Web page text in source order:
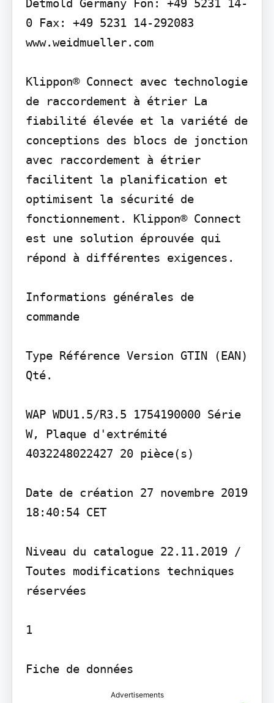
Detmold Germany Fon: +49 5231 14-
0 Fax: +49 5231 14-292083
www.weidmueller.com
Klippon® Connect avec technologie
de raccordement à étrier La
fiabilité élevée et la variété de
conceptions des blocs de jonction
avec raccordement à étrier
facilitent la planification et
optimisent la sécurité de
fonctionnement. Klippon® Connect
est une solution éprouvée qui
répond à différentes exigences.
Informations générales de
commande
Type Référence Version GTIN (EAN)
Qté.
WAP WDU1.5/R3.5 1754190000 Série
W, Plaque d'extrémité
4032248022427 20 pièce(s)
Date de création 27 novembre 2019
18:40:54 CET
Niveau du catalogue 22.11.2019 /
Toutes modifications techniques
réservées
1
Fiche de données
Advertisements